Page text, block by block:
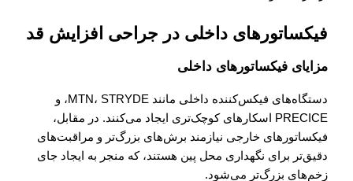
فیکساتورهای داخلی در جراحی افزایش قد
مزایای فیکساتورهای داخلی
دستگاه‌های فیکس‌کننده داخلی مانند MTN، STRYDE، و
PRECICE اسکارهای کوچک‌تری ایجاد می‌کنند. در مقابل،
فیکساتورهای خارجی نیازمند برش‌های بزرگ‌تر و مراقبت‌های
دقیق‌تر برای نگهداری محل پین هستند، که منجر به ایجاد جای
زخم‌های بزرگ‌تر می‌شود.